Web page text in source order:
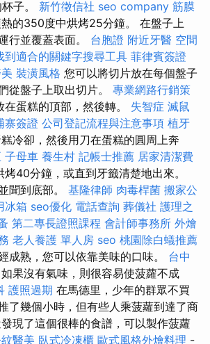
子。 新竹徵信社 seo company 筋膜
的350度中烘烤25分鐘。 在盤子上
行並覆蓋表面。 台胞證 附近牙醫 空間
到適合的關鍵字搜尋工具 菲律賓簽證
裝潢風格 您可以將切片放在每個盤子
從盤子上取出切片。 專業網路行銷策
在蛋糕的頂部，然後轉。 失智症 滅鼠
寨簽證 公司登記流程與注意事項 植牙
冷卻，然後用刀在蛋糕的圓周上奔
子母車 養生村 記帳士推薦 居家清潔費
烤40分鐘，或直到牙籤清楚地出來。
聞到底部。 基隆律師 肉毒桿菌 搬家公
冰箱 seo優化 電話查詢 葬儀社 護理之
第二專長證照課程 會計師事務所 外燴
老人養護 單人房 seo 桃園除白蟻推薦
成熟，您可以依靠美味的口味。 台中
如果沒有氣味，則很容易使菠蘿不成
護照過期 在馬德里，少年的群眾不買
了幾個小時，但有些人乘菠蘿到達了商
現了這個很棒的食譜，可以製作菠蘿
醫美 臥式冷凍櫃 歐式風格外燴料理 -